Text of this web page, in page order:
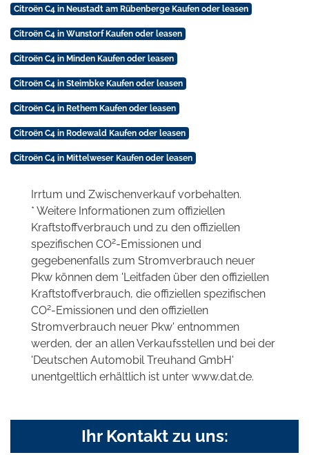
Citroën C4 in Neustadt am Rübenberge Kaufen oder leasen
Citroën C4 in Wunstorf Kaufen oder leasen
Citroën C4 in Minden Kaufen oder leasen
Citroën C4 in Steimbke Kaufen oder leasen
Citroën C4 in Rethem Kaufen oder leasen
Citroën C4 in Rodewald Kaufen oder leasen
Citroën C4 in Mittelweser Kaufen oder leasen
Irrtum und Zwischenverkauf vorbehalten.
* Weitere Informationen zum offiziellen
Kraftstoffverbrauch und zu den offiziellen
spezifischen CO2-Emissionen und
gegebenenfalls zum Stromverbrauch neuer
Pkw können dem 'Leitfaden über den offiziellen
Kraftstoffverbrauch, die offiziellen spezifischen
CO2-Emissionen und den offiziellen
Stromverbrauch neuer Pkw' entnommen
werden, der an allen Verkaufsstellen und bei der
'Deutschen Automobil Treuhand GmbH'
unentgeltlich erhältlich ist unter www.dat.de.
Ihr Kontakt zu uns: